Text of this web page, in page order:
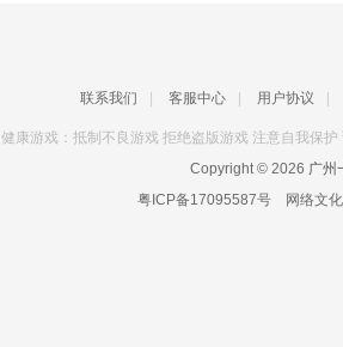
联系我们 客服中心 用户协议
健康游戏：抵制不良游戏 拒绝盗版游戏 注意自我保
Copyright © 2026 广州
粤ICP备17095587号
网络文